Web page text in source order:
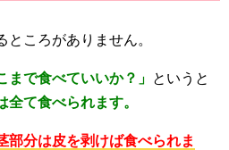
ころがありません。
まで食べていいか？」 というと
て食べられます。
部分は皮を剥けば食べられま